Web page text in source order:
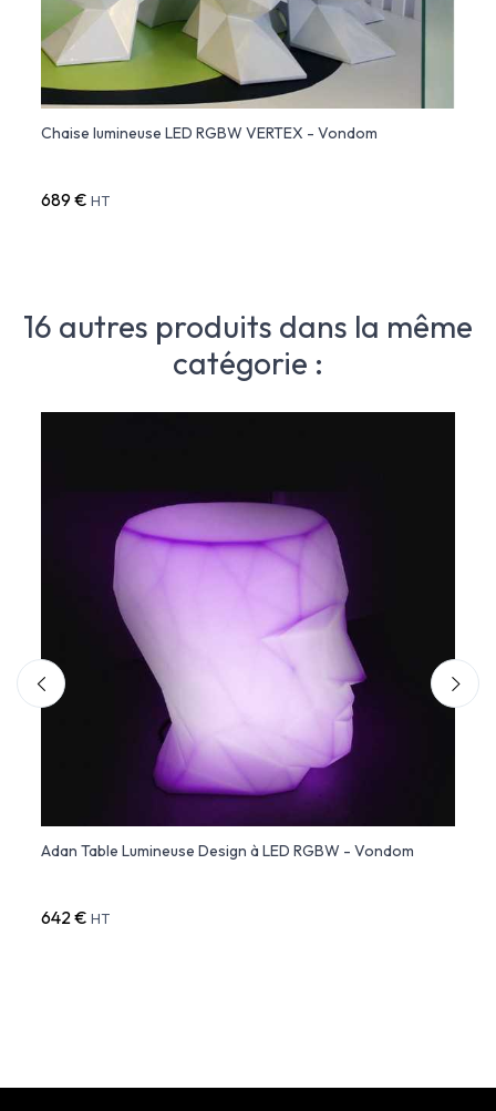
Chaise lumineuse LED RGBW VERTEX - Vondom
689 € HT
16 autres produits dans la même
catégorie :
Adan Table Lumineuse Design à LED RGBW - Vondom
642 € HT